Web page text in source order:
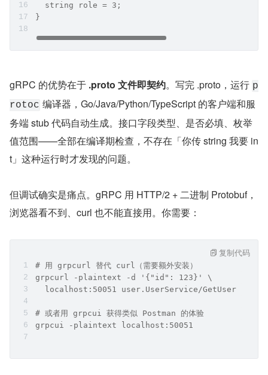
  string role = 3;
}
gRPC 的优势在于 .proto 文件即契约。写完 .proto，运行 p
rotoc 编译器，Go/Java/Python/TypeScript 的客户端和服
务端 stub 代码自动生成。接口字段类型、是否必填、枚举
值范围——全部在编译期检查，不存在「你传 string 我要 in
t」这种运行时才发现的问题。
但调试确实是痛点。gRPC 用 HTTP/2 + 二进制 Protobuf，
浏览器看不到、curl 也不能直接用。你需要：
# 用 grpcurl 替代 curl（需要额外安装）
grpcurl -plaintext -d '{"id": 123}' \
  localhost:50051 user.UserService/GetUser
# 或者用 grpcui 获得类似 Postman 的体验
grpcui -plaintext localhost:50051
复制代码